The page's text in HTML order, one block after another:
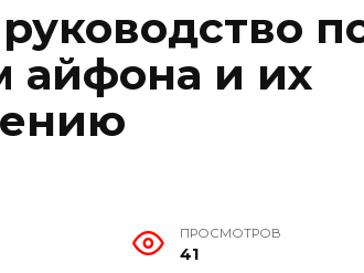
айфона и их
ПРОСМОТРОВ
41